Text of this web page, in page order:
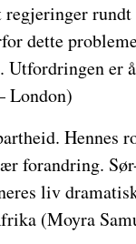
dette
Utfordringen er
London)
forandring.
liv
(Moyra